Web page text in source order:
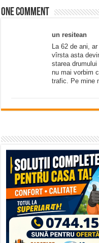
One comment
un resitean
La 62 de ani,
vîrsta asta
starea
nu mai vorbim
trafic. Pe mine